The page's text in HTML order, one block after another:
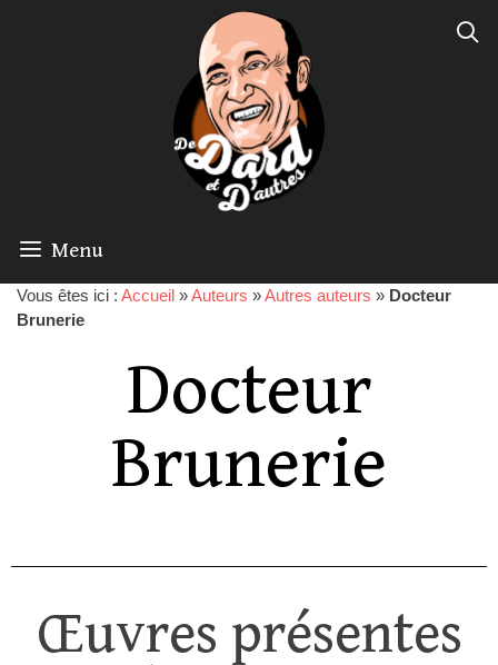
Menu
Vous êtes ici : Accueil »Auteurs »Autres auteurs » Docteur
Brunerie
Docteur
Brunerie
Œuvres présentes